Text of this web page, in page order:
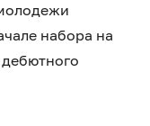
набора на